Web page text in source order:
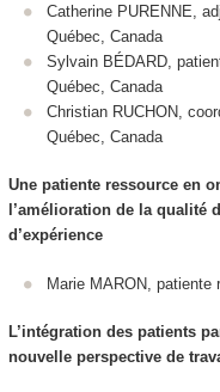
Catherine PURENNE,
Québec, Canada
Sylvain BÉDARD,
Québec, Canada
Christian RUCHON,
Québec, Canada
Une patiente ressource en
l’amélioration de la qualité
d’expérience
Marie MARON, patiente
L’intégration des patients
nouvelle perspective de